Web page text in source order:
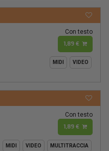
Con testo
1,89 €
MIDI VIDEO
Con testo
1,89 €
MIDI VIDEO MULTITRACCIA